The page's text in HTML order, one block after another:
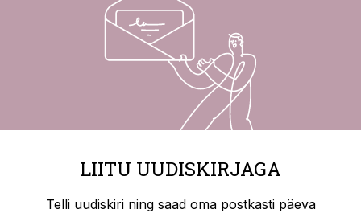
LIITU UUDISKIRJAGA
Telli uudiskiri ning saad oma postkasti päeva